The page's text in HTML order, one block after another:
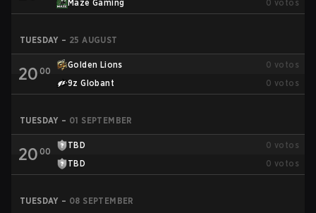
Maze Gaming
0 votos
TUESDAY – 25 AUGUST
20 00
Golden Lions 0 votos
9z Globant
0 votos
TUESDAY – 01 SEPTEMBER
20 00
TBD 0 votos
TBD
0 votos
TUESDAY – 08 SEPTEMBER